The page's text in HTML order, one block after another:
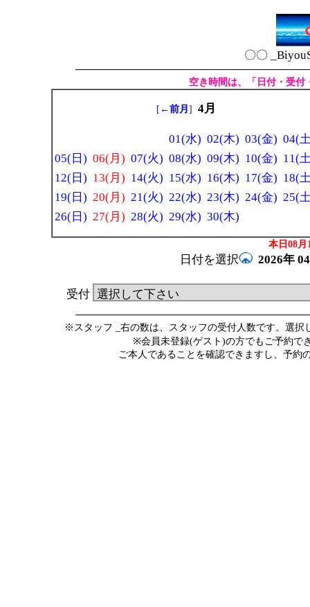
〇〇
空き時間は、「日付・受
[ ←前月 ] 4月
01(水) 02(木) 03(金) 04(
05(日) 06(月) 07(火) 08(水) 09(木) 10(金) 11(
12(日) 13(月) 14(火) 15(水) 16(木) 17(金) 18(
19(日) 20(月) 21(火) 22(水) 23(木) 24(金) 25(
26(日) 27(月) 28(火) 29(水) 30(木)
本日08月
日付を選択 2026年
受付
※スタッフ _右の数は、スタッフの受付人数です。選
※会員未登録(ゲスト)の方でもご予約で
ご本人であることを確認できますし、予約